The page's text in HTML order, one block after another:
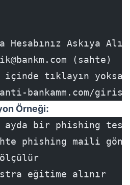
Hesabınız Askıya
(sahte)
tıklayın yoksa
bankamm.com/
Örneği:
ayda bir phishing
phishing maili
ölçülür
eğitime alınır